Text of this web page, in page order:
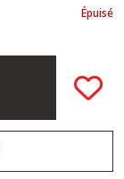
Épuisé